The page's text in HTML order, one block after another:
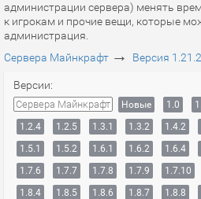
администрации сервера) менять
к игрокам и прочие вещи, которые
администрация.
Сервера Майнкрафт → Версия 1.21.2
Версии:
Сервера Майнкрафт Новые 1.0
1.2.4
1.2.5 1.3.1 1.3.2 1.4.2
1.5.1
1.5.2 1.6.1 1.6.2 1.6.4
1.7.6
1.7.7 1.7.8 1.7.9 1.7.10
1.8.4
1.8.5 1.8.6 1.8.7 1.8.8